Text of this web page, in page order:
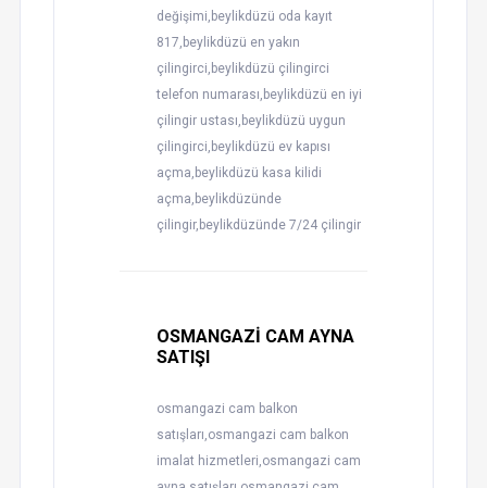
değişimi,beylikdüzü oda kayıt
817,beylikdüzü en yakın
çilingirci,beylikdüzü çilingirci
telefon numarası,beylikdüzü en iyi
çilingir ustası,beylikdüzü uygun
çilingirci,beylikdüzü ev kapısı
açma,beylikdüzü kasa kilidi
açma,beylikdüzünde
çilingir,beylikdüzünde 7/24 çilingir
OSMANGAZİ CAM AYNA
SATIŞI
osmangazi cam balkon
satışları,osmangazi cam balkon
imalat hizmetleri,osmangazi cam